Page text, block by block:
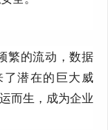
繁的流动，数据
潜在的巨大威
而生，成为企业